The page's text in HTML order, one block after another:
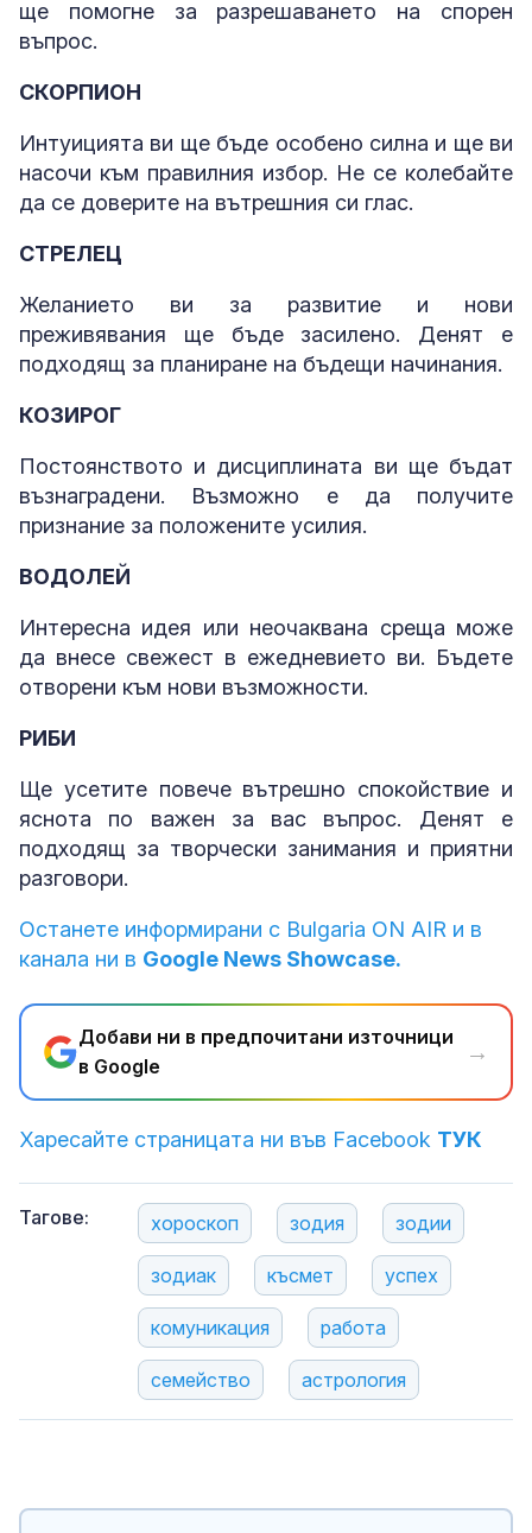
ще помогне за разрешаването на спорен
въпрос.
СКОРПИОН
Интуицията ви ще бъде особено силна и ще ви
насочи към правилния избор. Не се колебайте
да се доверите на вътрешния си глас.
СТРЕЛЕЦ
Желанието ви за развитие и нови
преживявания ще бъде засилено. Денят е
подходящ за планиране на бъдещи начинания.
КОЗИРОГ
Постоянството и дисциплината ви ще бъдат
възнаградени. Възможно е да получите
признание за положените усилия.
ВОДОЛЕЙ
Интересна идея или неочаквана среща може
да внесе свежест в ежедневието ви. Бъдете
отворени към нови възможности.
РИБИ
Ще усетите повече вътрешно спокойствие и
яснота по важен за вас въпрос. Денят е
подходящ за творчески занимания и приятни
разговори.
Останете информирани с Bulgaria ON AIR и в
канала ни в Google News Showcase.
Добави ни в предпочитани източници
в Google
→
Харесайте страницата ни във Facebook ТУК
Тагове: хороскоп зодия зодии
зодиак късмет успех
комуникация работа
семейство астрология